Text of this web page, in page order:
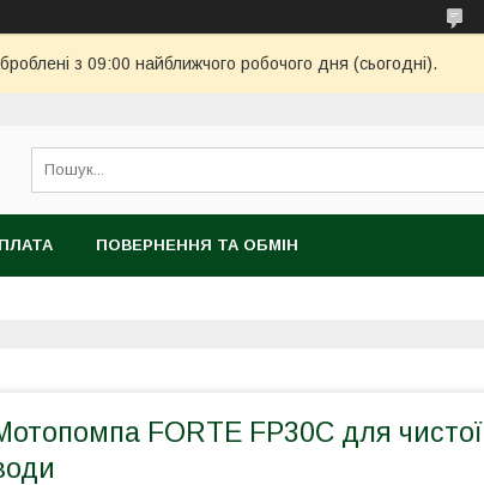
з 09:00 найближчого робочого дня (сьогодні).
ПОВЕРНЕННЯ ТА ОБМІН
FORTE FP30С для чистої